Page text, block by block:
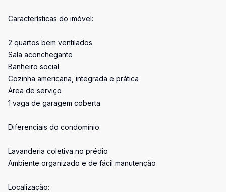
Características do imóvel:
2 quartos bem ventilados
Sala aconchegante
Banheiro social
Cozinha americana, integrada e prática
Área de serviço
1 vaga de garagem coberta
Diferenciais do condomínio:
Lavanderia coletiva no prédio
Ambiente organizado e de fácil manutenção
Localização: